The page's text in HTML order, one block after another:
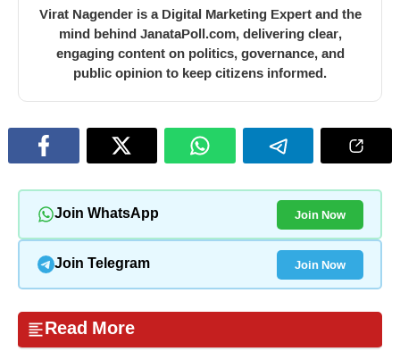
Virat Nagender is a Digital Marketing Expert and the
mind behind JanataPoll.com, delivering clear,
engaging content on politics, governance, and
public opinion to keep citizens informed.
Join WhatsApp Join Now
Join Telegram Join Now
Read More